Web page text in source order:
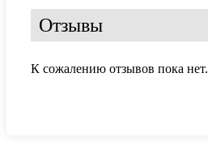
Отзывы
К сожалению отзывов пока нет.